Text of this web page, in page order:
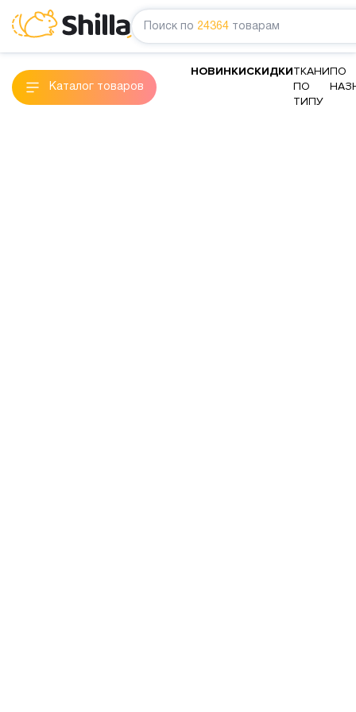
Поиск по 24364 товарам
Каталог товаров
НОВИНКИСКИДКИТКАНИ
ПО
ТИПУ
ПО